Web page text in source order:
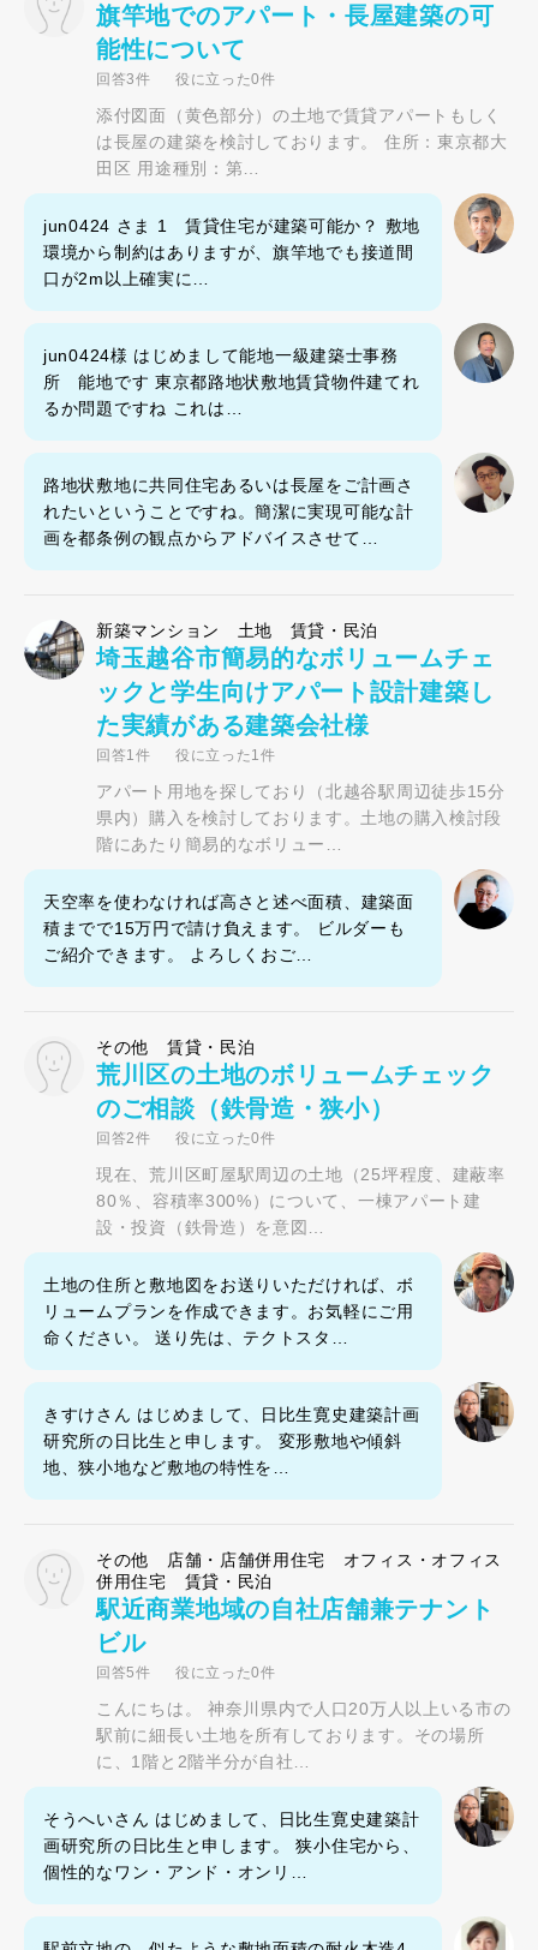
旗竿地でのアパート・長屋建築の可
能性について
回答3件 役に立った0件
添付図面（黄色部分）の土地で賃貸アパートもしく
は長屋の建築を検討しております。 住所：東京都大
田区 用途種別：第…
jun0424 さま 1 賃貸住宅が建築可能か？ 敷地
環境から制約はありますが、旗竿地でも接道間
口が2m以上確実に…
jun0424様 はじめまして能地一級建築士事務
所 能地です 東京都路地状敷地賃貸物件建てれ
るか問題ですね これは…
路地状敷地に共同住宅あるいは長屋をご計画さ
れたいということですね。簡潔に実現可能な計
画を都条例の観点からアドバイスさせて…
新築マンション 土地 賃貸・民泊
埼玉越谷市簡易的なボリュームチェ
ックと学生向けアパート設計建築し
た実績がある建築会社様
回答1件 役に立った1件
アパート用地を探しており（北越谷駅周辺徒歩15分
県内）購入を検討しております。土地の購入検討段
階にあたり簡易的なボリュー…
天空率を使わなければ高さと述べ面積、建築面
積までで15万円で請け負えます。 ビルダーも
ご紹介できます。 よろしくおご…
その他 賃貸・民泊
荒川区の土地のボリュームチェック
のご相談（鉄骨造・狭小）
回答2件 役に立った0件
現在、荒川区町屋駅周辺の土地（25坪程度、建蔽率
80％、容積率300%）について、一棟アパート建
設・投資（鉄骨造）を意図…
土地の住所と敷地図をお送りいただければ、ボ
リュームプランを作成できます。お気軽にご用
命ください。 送り先は、テクトスタ…
きすけさん はじめまして、日比生寛史建築計画
研究所の日比生と申します。 変形敷地や傾斜
地、狭小地など敷地の特性を…
その他 店舗・店舗併用住宅 オフィス・オフィス
併用住宅 賃貸・民泊
駅近商業地域の自社店舗兼テナント
ビル
回答5件 役に立った0件
こんにちは。 神奈川県内で人口20万人以上いる市の
駅前に細長い土地を所有しております。その場所
に、1階と2階半分が自社…
そうへいさん はじめまして、日比生寛史建築計
画研究所の日比生と申します。 狭小住宅から、
個性的なワン・アンド・オンリ…